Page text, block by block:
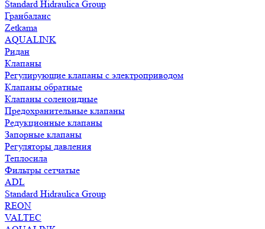
Standard Hidraulica Group
Гранбаланс
Zetkama
AQUALINK
Ридан
Клапаны
Регулирующие клапаны с электроприводом
Клапаны обратные
Клапаны соленоидные
Предохранительные клапаны
Редукционные клапаны
Запорные клапаны
Регуляторы давления
Теплосила
Фильтры сетчатые
ADL
Standard Hidraulica Group
REON
VALTEC